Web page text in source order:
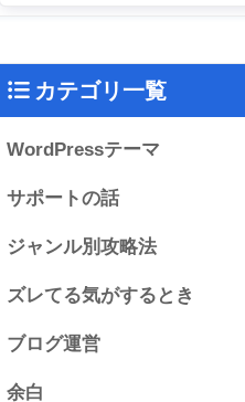
カテゴリ一覧
WordPressテーマ
サポートの話
ジャンル別攻略法
ズレてる気がするとき
ブログ運営
余白